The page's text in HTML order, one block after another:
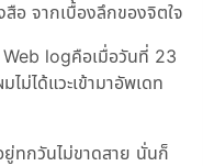
อ จากเบื้องลึกของจิตใจ
Web logคือเมื่อวันที่ 23
ม่ได้แวะเข้ามาอัพเดท
ทกวันไม่ขาดสาย นั่นก็